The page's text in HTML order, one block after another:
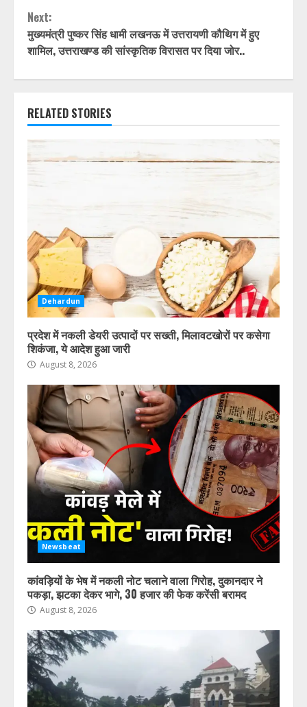
Next:
मुख्यमंत्री पुष्कर सिंह धामी लखनऊ में उत्तरायणी कौथिग में हुए
शामिल, उत्तराखण्ड की सांस्कृतिक विरासत पर दिया जोर..
RELATED STORIES
Dehardun
प्रदेश में नकली डेयरी उत्पादों पर सख्ती, मिलावटखोरों पर कसेगा
शिकंजा, ये आदेश हुआ जारी
August 8, 2026
Newsbeat
कांवड़ियों के भेष में नकली नोट चलाने वाला गिरोह, दुकानदार ने
पकड़ा, झटका देकर भागे, 30 हजार की फेक करेंसी बरामद
August 8, 2026